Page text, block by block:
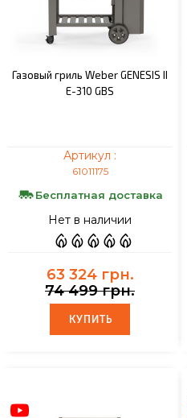
Газовый гриль Weber GENESIS II
E-310 GBS
Артикул :
61011175
Бесплатная доставка
Нет в наличии
63 324 грн.
74 499 грн.
КУПИТЬ
КУПИТЬ